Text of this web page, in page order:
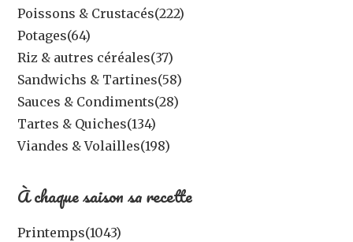
Poissons & Crustacés(222)
Potages(64)
Riz & autres céréales(37)
Sandwichs & Tartines(58)
Sauces & Condiments(28)
Tartes & Quiches(134)
Viandes & Volailles(198)
À chaque saison sa recette
Printemps(1043)